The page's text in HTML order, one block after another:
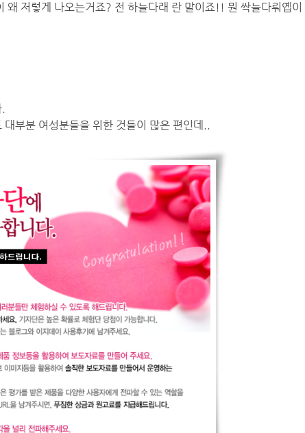
왜 저렇게 나오는거죠? 전 하늘다래 란 말이죠!! 뭔 싹늘다뤄옙이
부분 여성분들을 위한 것들이 많은 편인데..